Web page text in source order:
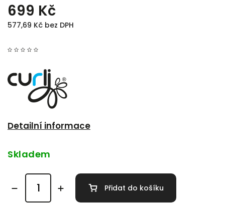
699 Kč
577,69 Kč bez DPH
Detailní informace
Skladem
Přidat do košíku